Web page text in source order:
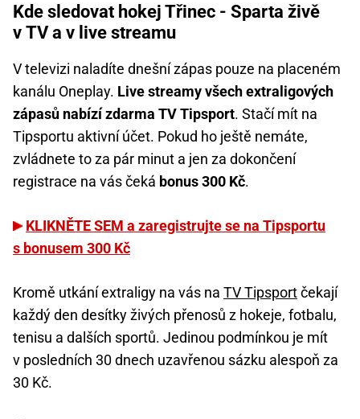
Kde sledovat hokej Třinec - Sparta živě
v TV a v live streamu
V televizi naladíte dnešní zápas pouze na placeném
kanálu Oneplay. Live streamy všech extraligových
zápasů nabízí zdarma TV Tipsport. Stačí mít na
Tipsportu aktivní účet. Pokud ho ještě nemáte,
zvládnete to za pár minut a jen za dokončení
registrace na vás čeká bonus 300 Kč.
KLIKNĚTE SEM a zaregistrujte se na Tipsportu
s bonusem 300 Kč
Kromě utkání extraligy na vás na TV Tipsportčekají
každý den desítky živých přenosů z hokeje, fotbalu,
tenisu a dalších sportů. Jedinou podmínkou je mít
v posledních 30 dnech uzavřenou sázku alespoň za
30 Kč.